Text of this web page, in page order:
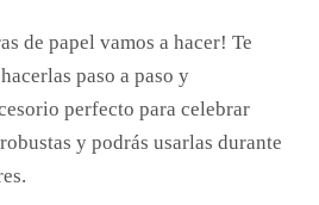
de papel vamos a hacer! Te
paso a paso y
perfecto para celebrar
y podrás usarlas durante